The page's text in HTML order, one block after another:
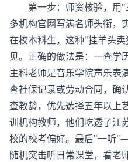
第一步：师资核验，用"
多机构官网写满名师头衔，
在校本科生，这种"挂羊头
见。正确的做法是：一查学
主科老师是音乐学院声乐表
查社保记录或劳动合同，确
查教龄，优先选择五年以上
训机构教师，他们吃透了江
校的校考偏好。最后"一听
随机突击听日常课堂，看老